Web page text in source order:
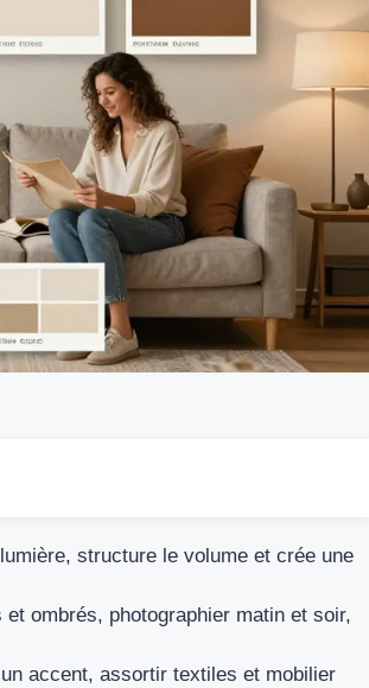
structure le volume et crée une
ombrés, photographier matin et soir,
accent, assortir textiles et mobilier